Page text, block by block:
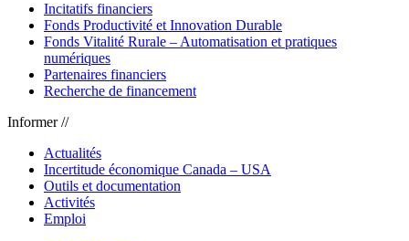
Incitatifs financiers
Fonds Productivité et Innovation Durable
Fonds Vitalité Rurale – Automatisation et pratiques
numériques
Partenaires financiers
Recherche de financement
Informer //
Actualités
Incertitude économique Canada – USA
Outils et documentation
Activités
Emploi